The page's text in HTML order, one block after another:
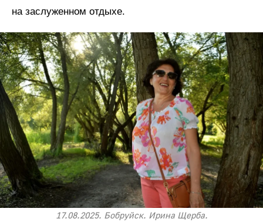
на заслуженном отдыхе.
17.08.2025. Бобруйск. Ирина Щерба.